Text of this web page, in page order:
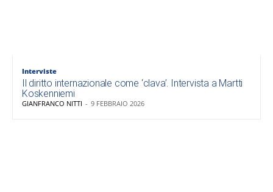
Interviste
Il diritto internazionale come ‘clava’. Intervista a Martti
Koskenniemi
GIANFRANCO NITTI - 9 FEBBRAIO 2026